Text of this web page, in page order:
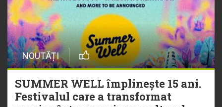
NOUTĂȚI
SUMMER WELL împlinește 15 ani.
Festivalul care a transformat